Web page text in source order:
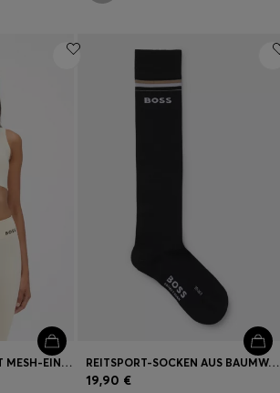
ACTIVE SPORT-BH MIT MESH-EINSATZ REITSPORT-SOCKEN AUS BAUMWOLL-MIX MIT LOGO
19,90 €